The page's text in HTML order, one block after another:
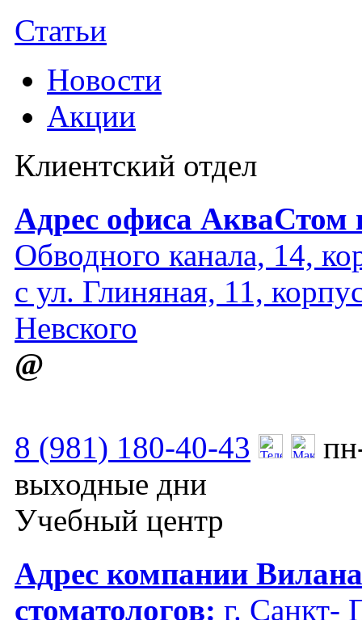
Статьи
Новости
Акции
Клиентский отдел
Адрес офиса АкваСтом
Обводного канала, 14,
с ул. Глиняная, 11,
Невского
@
8 (981) 180-40-43
выходные дни
Учебный центр
Адрес компании
стоматологов: г. Санкт-